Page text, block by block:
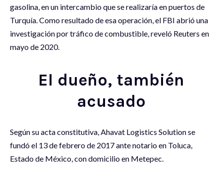
gasolina, en un intercambio que se realizaría en puertos de
Turquía. Como resultado de esa operación, el FBI abrió una
investigación por tráfico de combustible, reveló Reuters en
mayo de 2020.
El dueño, también
acusado
Según su acta constitutiva, Ahavat Logistics Solution se
fundó el 13 de febrero de 2017 ante notario en Toluca,
Estado de México, con domicilio en Metepec.